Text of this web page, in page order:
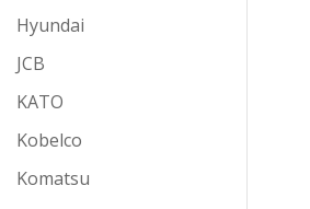
Hyundai
JCB
KATO
Kobelco
Komatsu